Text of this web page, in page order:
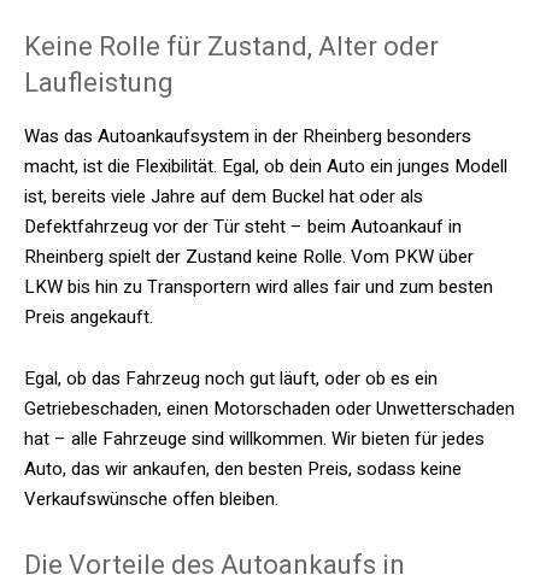
Keine Rolle für Zustand, Alter oder
Laufleistung
Was das Autoankaufsystem in der Rheinberg besonders
macht, ist die Flexibilität. Egal, ob dein Auto ein junges Modell
ist, bereits viele Jahre auf dem Buckel hat oder als
Defektfahrzeug vor der Tür steht – beim Autoankauf in
Rheinberg spielt der Zustand keine Rolle. Vom PKW über
LKW bis hin zu Transportern wird alles fair und zum besten
Preis angekauft.
Egal, ob das Fahrzeug noch gut läuft, oder ob es ein
Getriebeschaden, einen Motorschaden oder Unwetterschaden
hat – alle Fahrzeuge sind willkommen. Wir bieten für jedes
Auto, das wir ankaufen, den besten Preis, sodass keine
Verkaufswünsche offen bleiben.
Die Vorteile des Autoankaufs in